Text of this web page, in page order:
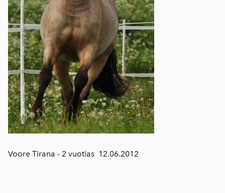
Voore Tirana - 2 vuotias 12.06.2012